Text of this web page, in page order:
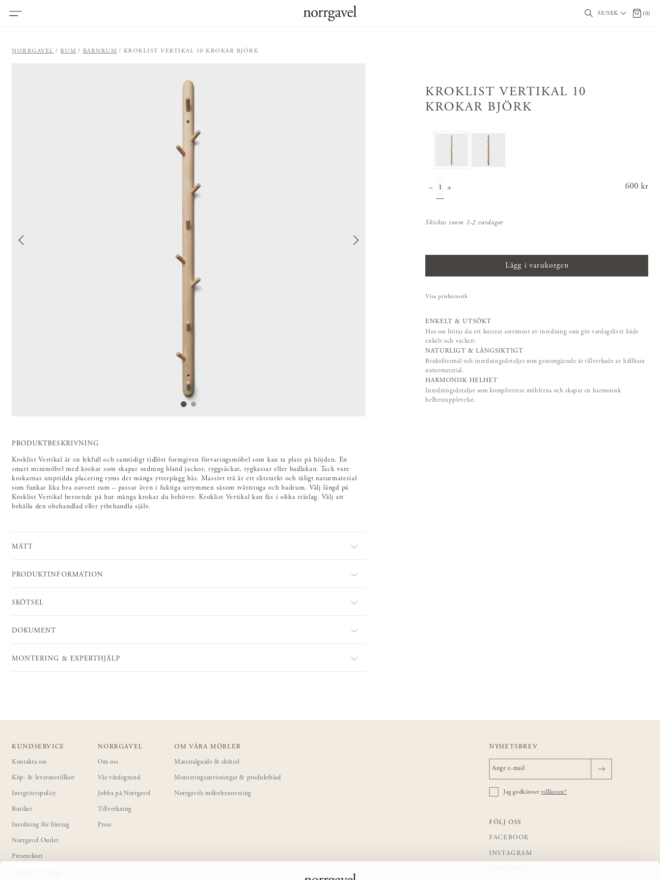
SE/SEK 0 (0)
NORRGAVEL RUM BARNRUM KROKLIST VERTIKAL 10 KROKAR BJÖRK
KROKLIST VERTIKAL 10
KROKAR BJÖRK
Pris :
600 kr
Skickas inom 1-2 vardagar
Lägg i varukorgen
Visa prishistorik
ENKELT & UTSÖKT
Hos oss hittar du ett kurerat sortiment av inredning som gör vardagslivet både
enkelt och vackert.
NATURLIGT & LÅNGSIKTIGT
Bruksföremål och inredningsdetaljer som genomgående är tillverkade av hållbara
naturmaterial.
HARMONISK HELHET
Inredningsdetaljer som kompletterar möblerna och skapar en harmonisk
helhetsupplevelse.
PRODUKTBESKRIVNING
Kroklist Vertikal är en lekfull och samtidigt tidlöst formgiven förvaringsmöbel som kan ta plats på höjden. En
smart minimöbel med krokar som skapar ordning bland jackor, ryggsäckar, tygkassar eller badlakan. Tack vare
krokarnas utspridda placering ryms det många ytterplagg här. Massivt trä är ett slitstarkt och tåligt naturmaterial
som funkar lika bra oavsett rum – passar även i fuktiga utrymmen såsom tvättstuga och badrum. Välj längd på
Kroklist Vertikal beroende på hur många krokar du behöver. Kroklist Vertikal kan fås i olika träslag. Välj att
behålla den obehandlad eller ytbehandla själv.
MÅTT
PRODUKTINFORMATION
SKÖTSEL
DOKUMENT
MONTERING & EXPERTHJÄLP
KUNDSERVICE
Kontakta oss
Köp- & leveransvillkor
Integritetspolicy
Butiker
Inredning för företag
Norrgavel Outlet
Presentkort
NORRGAVEL
Om oss
Vår värdegrund
Jobba på Norrgavel
Tillverkning
Press
OM VÅRA MÖBLER
Materialguide & skötsel
Monteringsanvisningar & produktblad
Norrgavels möbelrenovering
NYHETSBREV
Jag godkännervillkoren*
FÖLJ OSS
FACEBOOK
INSTAGRAM